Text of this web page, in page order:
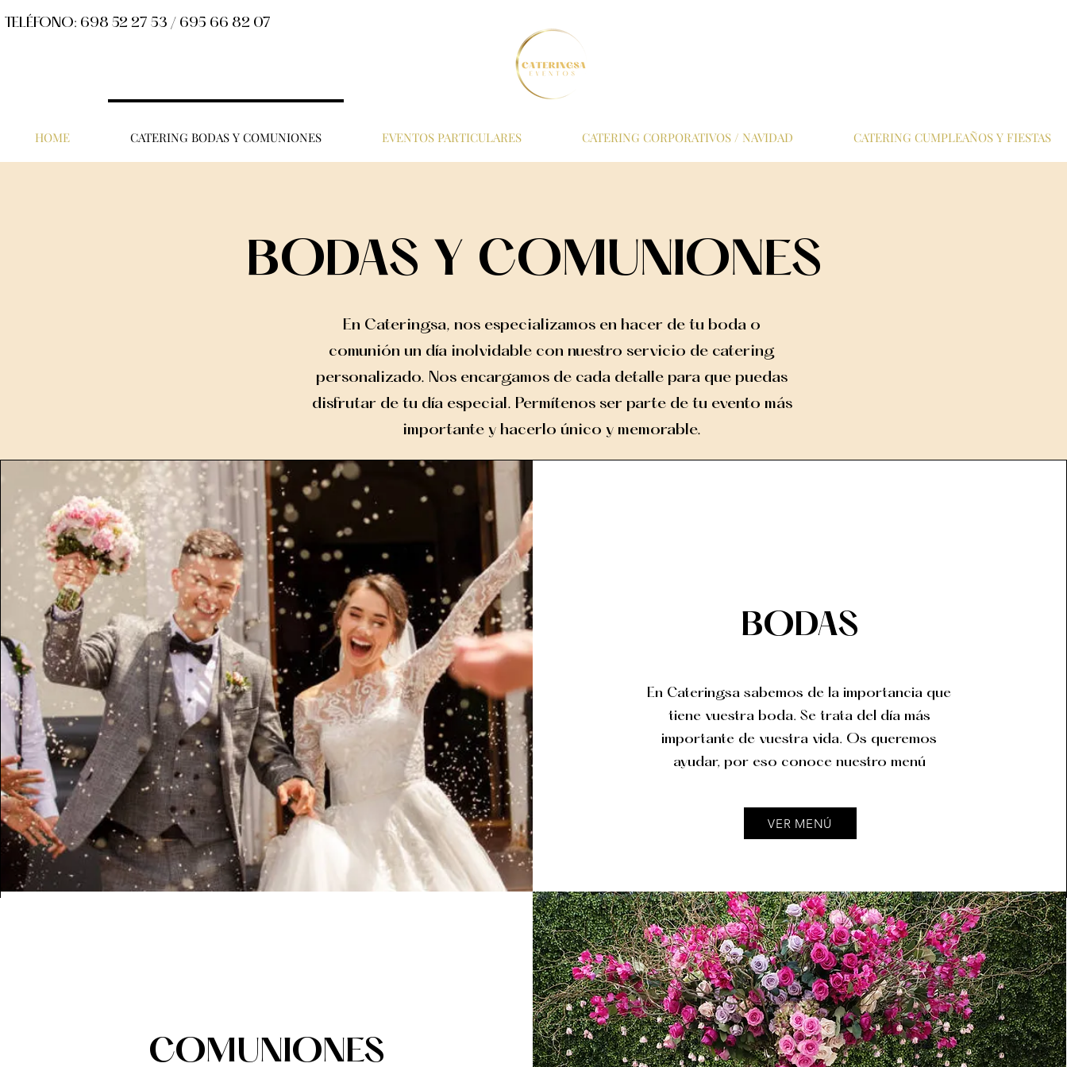
HOME CATERING BODAS Y COMUNIONES EVENTOS PARTICULARES CATERING CORPORATIVOS / NAVIDAD CATERING CUMPLEAÑOS Y FIESTAS
TELÉFONO: 698 52 27 53 / 695 66 82 07
BODAS Y COMUNIONES
En Cateringsa, nos especializamos en hacer de tu boda o
comunión un día inolvidable con nuestro servicio de catering
personalizado. Nos encargamos de cada detalle para que puedas
disfrutar de tu día especial. Permítenos ser parte de tu evento más
importante y hacerlo único y memorable.
BODAS
En Cateringsa sabemos de la importancia que
tiene vuestra boda. Se trata del día más
importante de vuestra vida. Os queremos
ayudar, por eso conoce nuestro menú
VER MENÚ
COMUNIONES